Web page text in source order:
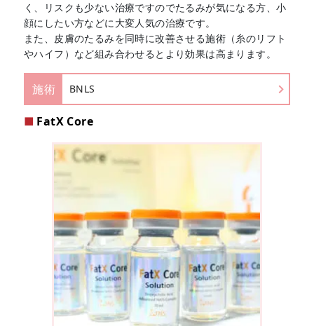
く、リスクも少ない治療ですのでたるみが気になる方、小
顔にしたい方などに大変人気の治療です。
また、皮膚のたるみを同時に改善させる施術（糸のリフト
やハイフ）など組み合わせるとより効果は高まります。
施術 BNLS
FatX Core